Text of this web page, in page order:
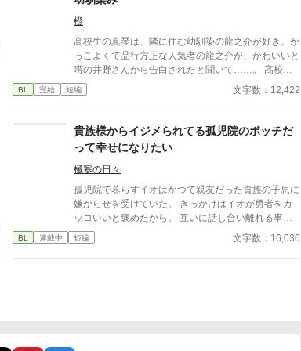
橙
高校生の真琴は、隣に住む幼馴染の龍之介が好き。か
っこよくて品行方正な人気者の龍之介が、かわいいと
噂の井野さんから告白されたと聞いて……。 高校生
同士の瑞々しくて甘酸っぱい恋模様。
BL 完結 短編 文字数：12,422
貴族様からイジメられてる孤児院のボッチだ
って幸せになりたい
極寒の日々
孤児院で暮らすイオはかつて親友だった貴族の子息に
嫌がらせを受けていた。 きっかけはイオが勇者をカ
ッコいいと褒めたから。 互いに話し合い離れる事を
決めたが、その日以来イオは親友により孤児院で孤立
することになる。 そんな日々の中で慰めてくれたの
BL 連載中 短編 文字数：16,030